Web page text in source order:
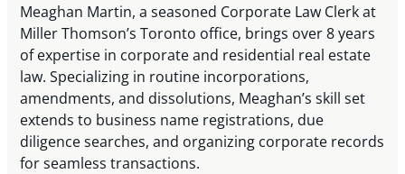
Meaghan Martin, a seasoned Corporate Law Clerk at
Miller Thomson’s Toronto office, brings over 8 years
of expertise in corporate and residential real estate
law. Specializing in routine incorporations,
amendments, and dissolutions, Meaghan’s skill set
extends to business name registrations, due
diligence searches, and organizing corporate records
for seamless transactions.